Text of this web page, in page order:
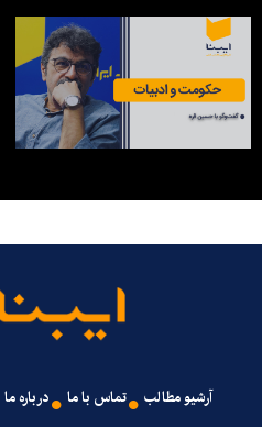
آرشیو مطالب تماس با ما درباره ما